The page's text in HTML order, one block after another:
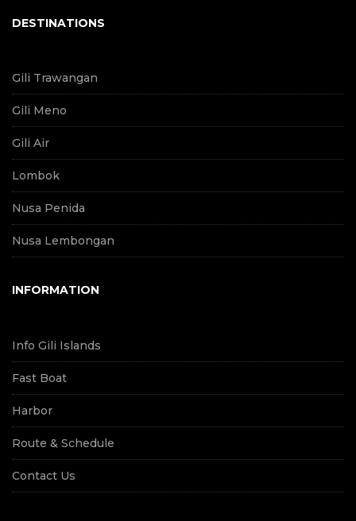
DESTINATIONS
Gili Trawangan
Gili Meno
Gili Air
Lombok
Nusa Penida
Nusa Lembongan
INFORMATION
Info Gili Islands
Fast Boat
Harbor
Route & Schedule
Contact Us